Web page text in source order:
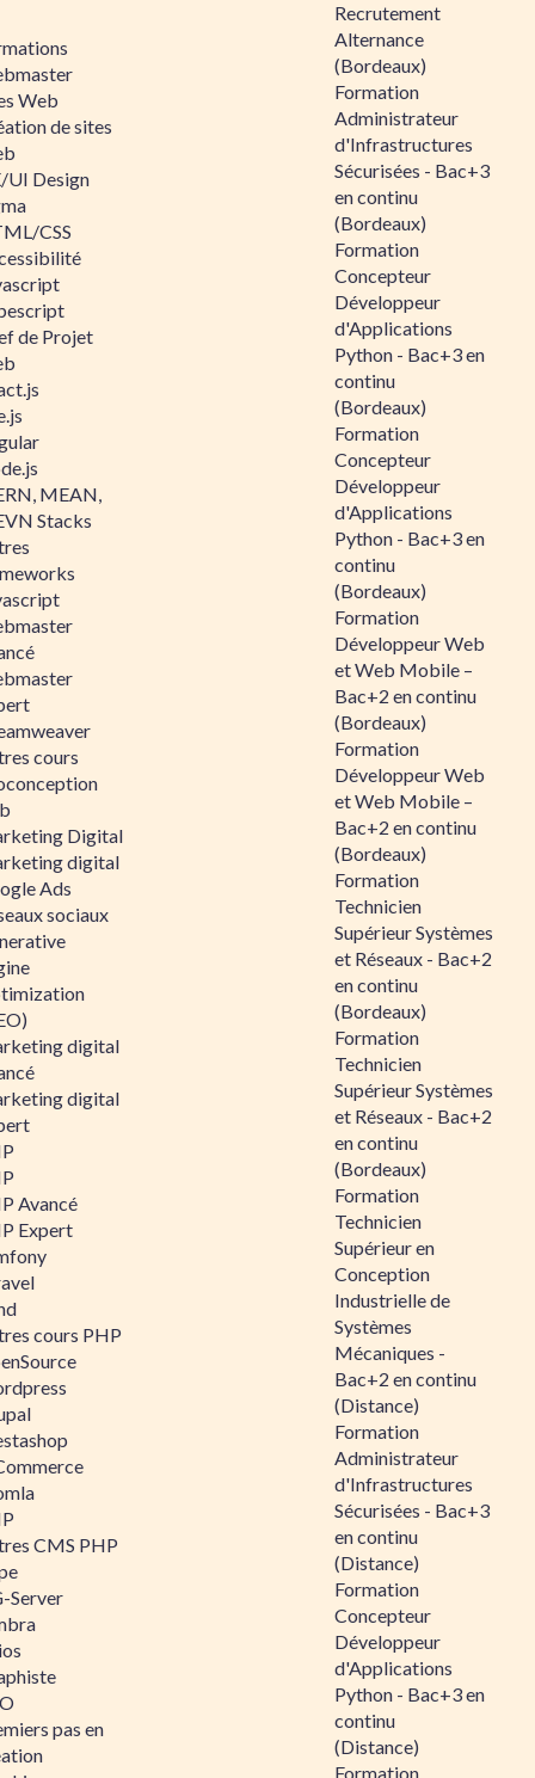
Web
de sites
UI Design
CSS
de Projet
MEAN,
Stacks
cours
Digital
digital
Ads
sociaux
digital
digital
Avancé
Expert
cours PHP
CMS PHP
Server
pas en
Recrutement
Alternance
(Bordeaux)
Formation
Administrateur
d'Infrastructures
Sécurisées - Bac+3
en continu
(Bordeaux)
Formation
Concepteur
Développeur
d'Applications
Python - Bac+3 en
continu
(Bordeaux)
Formation
Concepteur
Développeur
d'Applications
Python - Bac+3 en
continu
(Bordeaux)
Formation
Développeur Web
et Web Mobile –
Bac+2 en continu
(Bordeaux)
Formation
Développeur Web
et Web Mobile –
Bac+2 en continu
(Bordeaux)
Formation
Technicien
Supérieur Systèmes
et Réseaux - Bac+2
en continu
(Bordeaux)
Formation
Technicien
Supérieur Systèmes
et Réseaux - Bac+2
en continu
(Bordeaux)
Formation
Technicien
Supérieur en
Conception
Industrielle de
Systèmes
Mécaniques -
Bac+2 en continu
(Distance)
Formation
Administrateur
d'Infrastructures
Sécurisées - Bac+3
en continu
(Distance)
Formation
Concepteur
Développeur
d'Applications
Python - Bac+3 en
continu
(Distance)
Formation